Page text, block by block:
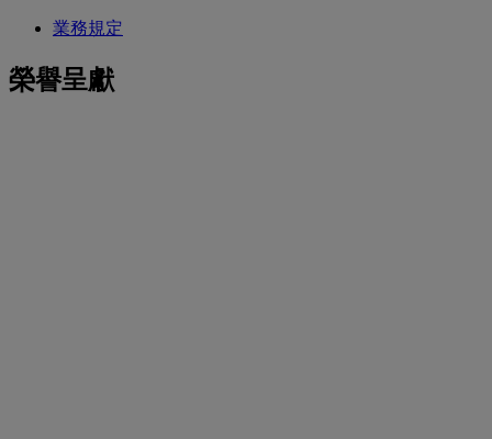
業務規定
榮譽呈獻